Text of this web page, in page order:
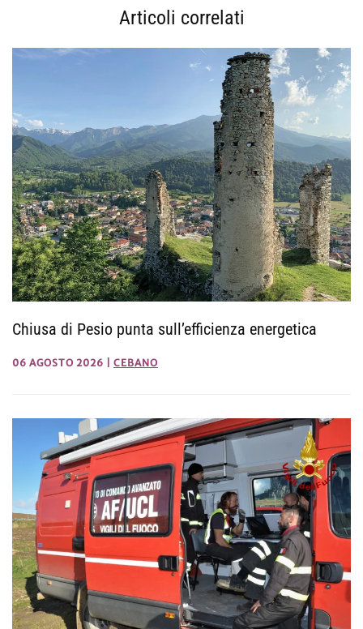
Articoli correlati
Chiusa di Pesio punta sull’efficienza energetica
06 AGOSTO 2026 CEBANO